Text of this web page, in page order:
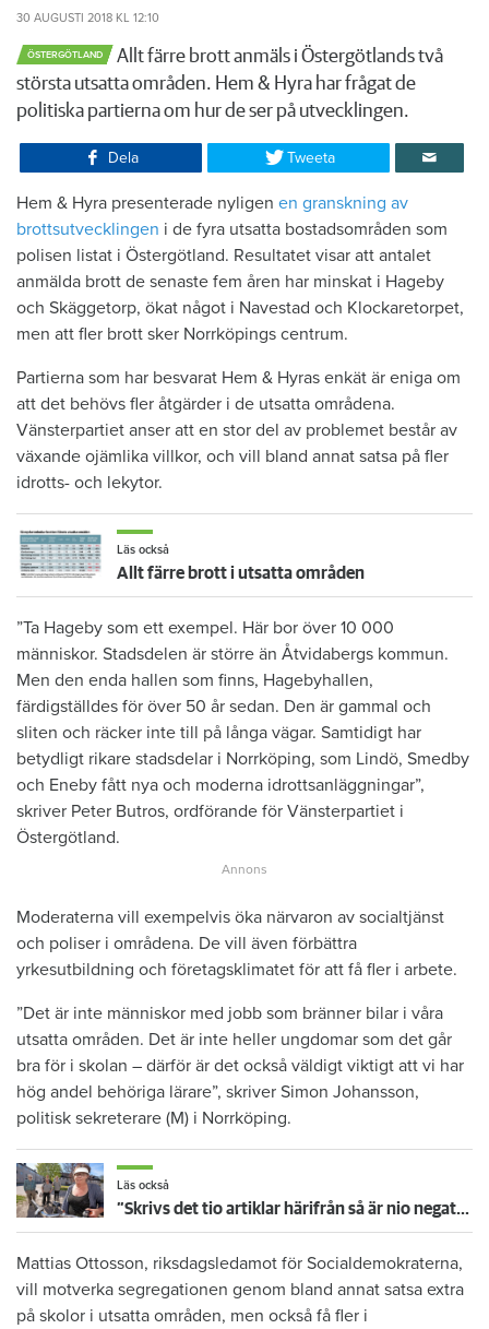
30 AUGUSTI 2018 KL 12:10
ÖSTERGÖTLAND
Allt färre brott anmäls i Östergötlands två
största utsatta områden. Hem & Hyra har frågat de
politiska partierna om hur de ser på utvecklingen.
Dela Tweeta
Hem & Hyra presenterade nyligen en granskning av
brottsutvecklingen i de fyra utsatta bostadsområden som
polisen listat i Östergötland. Resultatet visar att antalet
anmälda brott de senaste fem åren har minskat i Hageby
och Skäggetorp, ökat något i Navestad och Klockaretorpet,
men att fler brott sker Norrköpings centrum.
Partierna som har besvarat Hem & Hyras enkät är eniga om
att det behövs fler åtgärder i de utsatta områdena.
Vänsterpartiet anser att en stor del av problemet består av
växande ojämlika villkor, och vill bland annat satsa på fler
idrotts- och lekytor.
Läs också
Allt färre brott i utsatta områden
”Ta Hageby som ett exempel. Här bor över 10 000
människor. Stadsdelen är större än Åtvidabergs kommun.
Men den enda hallen som finns, Hagebyhallen,
färdigställdes för över 50 år sedan. Den är gammal och
sliten och räcker inte till på långa vägar. Samtidigt har
betydligt rikare stadsdelar i Norrköping, som Lindö, Smedby
och Eneby fått nya och moderna idrottsanläggningar”,
skriver Peter Butros, ordförande för Vänsterpartiet i
Östergötland.
Moderaterna vill exempelvis öka närvaron av socialtjänst
och poliser i områdena. De vill även förbättra
yrkesutbildning och företagsklimatet för att få fler i arbete.
”Det är inte människor med jobb som bränner bilar i våra
utsatta områden. Det är inte heller ungdomar som det går
bra för i skolan – därför är det också väldigt viktigt att vi har
hög andel behöriga lärare”, skriver Simon Johansson,
politisk sekreterare (M) i Norrköping.
Läs också
”Skrivs det tio artiklar härifrån så är nio negativa”
Mattias Ottosson, riksdagsledamot för Socialdemokraterna,
vill motverka segregationen genom bland annat satsa extra
på skolor i utsatta områden, men också få fler i